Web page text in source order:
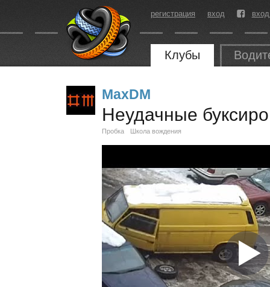
регистрация вход
Клубы
MaxDM
Неудачные
Пробка Школа вождения